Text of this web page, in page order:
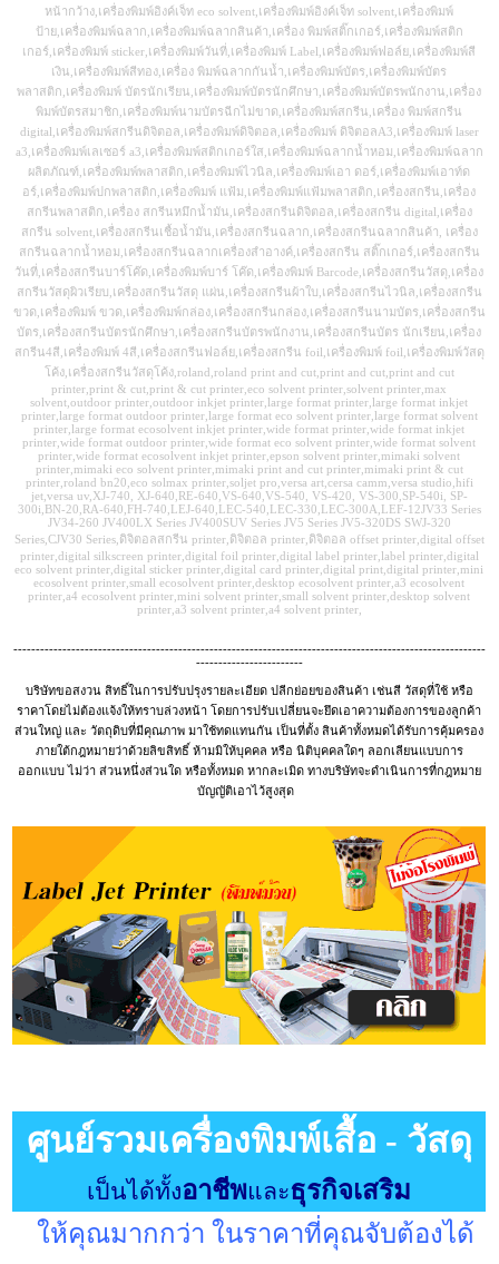
หน้ากว้าง,เครื่องพิมพ์อิงค์เจ็ท eco solvent,เครื่องพิมพ์อิงค์เจ็ท solvent,เครื่องพิมพ์
ป้าย,เครื่องพิมพ์ฉลาก,เครื่องพิมพ์ฉลากสินค้า,เครื่อง พิมพ์สติ๊กเกอร์,เครื่องพิมพ์สติก
เกอร์,เครื่องพิมพ์ sticker,เครื่องพิมพ์วันที่,เครื่องพิมพ์ Label,เครื่องพิมพ์ฟอล์ย,เครื่องพิมพ์สี
เงิน,เครื่องพิมพ์สีทอง,เครื่อง พิมพ์ฉลากกันน้ำ,เครื่องพิมพ์บัตร,เครื่องพิมพ์บัตร
พลาสติก,เครื่องพิมพ์ บัตรนักเรียน,เครื่องพิมพ์บัตรนักศึกษา,เครื่องพิมพ์บัตรพนักงาน,เครื่อง
พิมพ์บัตรสมาชิก,เครื่องพิมพ์นามบัตรฉีกไม่ขาด,เครื่องพิมพ์สกรีน,เครื่อง พิมพ์สกรีน
digital,เครื่องพิมพ์สกรีนดิจิตอล,เครื่องพิมพ์ดิจิตอล,เครื่องพิมพ์ ดิจิตอลA3,เครื่องพิมพ์ laser
a3,เครื่องพิมพ์เลเซอร์ a3,เครื่องพิมพ์สติกเกอร์ใส,เครื่องพิมพ์ฉลากน้ำหอม,เครื่องพิมพ์ฉลาก
ผลิตภัณฑ์,เครื่องพิมพ์พลาสติก,เครื่องพิมพ์ไวนิล,เครื่องพิมพ์เอา ดอร์,เครื่องพิมพ์เอาท์ด
อร์,เครื่องพิมพ์ปกพลาสติก,เครื่องพิมพ์ แฟ้ม,เครื่องพิมพ์แฟ้มพลาสติก,เครื่องสกรีน,เครื่อง
สกรีนพลาสติก,เครื่อง สกรีนหมึกน้ำมัน,เครื่องสกรีนดิจิตอล,เครื่องสกรีน digital,เครื่อง
สกรีน solvent,เครื่องสกรีนเชื้อน้ำมัน,เครื่องสกรีนฉลาก,เครื่องสกรีนฉลากสินค้า, เครื่อง
สกรีนฉลากน้ำหอม,เครื่องสกรีนฉลากเครื่องสำอางค์,เครื่องสกรีน สติ๊กเกอร์,เครื่องสกรีน
วันที่,เครื่องสกรีนบาร์โค๊ด,เครื่องพิมพ์บาร์ โค๊ด,เครื่องพิมพ์ Barcode,เครื่องสกรีนวัสดุ,เครื่อง
สกรีนวัสดุผิวเรียบ,เครื่องสกรีนวัสดุ แผ่น,เครื่องสกรีนผ้าใบ,เครื่องสกรีนไวนิล,เครื่องสกรีน
ขวด,เครื่องพิมพ์ ขวด,เครื่องพิมพ์กล่อง,เครื่องสกรีนกล่อง,เครื่องสกรีนนามบัตร,เครื่องสกรีน
บัตร,เครื่องสกรีนบัตรนักศึกษา,เครื่องสกรีนบัตรพนักงาน,เครื่องสกรีนบัตร นักเรียน,เครื่อง
สกรีน4สี,เครื่องพิมพ์ 4สี,เครื่องสกรีนฟอล์ย,เครื่องสกรีน foil,เครื่องพิมพ์ foil,เครื่องพิมพ์วัสดุ
โค้ง,เครื่องสกรีนวัสดุโค้ง,roland,roland print and cut,print and cut,print and cut
printer,print & cut,print & cut printer,eco solvent printer,solvent printer,max
solvent,outdoor printer,outdoor inkjet printer,large format printer,large format inkjet
printer,large format outdoor printer,large format eco solvent printer,large format solvent
printer,large format ecosolvent inkjet printer,wide format printer,wide format inkjet
printer,wide format outdoor printer,wide format eco solvent printer,wide format solvent
printer,wide format ecosolvent inkjet printer,epson solvent printer,mimaki solvent
printer,mimaki eco solvent printer,mimaki print and cut printer,mimaki print & cut
printer,roland bn20,eco solmax printer,soljet pro,versa art,cersa camm,versa studio,hifi
jet,versa uv,XJ-740, XJ-640,RE-640,VS-640,VS-540, VS-420, VS-300,SP-540i, SP-
300i,BN-20,RA-640,FH-740,LEJ-640,LEC-540,LEC-330,LEC-300A,LEF-12JV33 Series
JV34-260 JV400LX Series JV400SUV Series JV5 Series JV5-320DS SWJ-320
Series,CJV30 Series,ดิจิตอลสกรีน printer,ดิจิตอล printer,ดิจิตอล offset printer,digital offset
printer,digital silkscreen printer,digital foil printer,digital label printer,label printer,digital
eco solvent printer,digital sticker printer,digital card printer,digital print,digital printer,mini
ecosolvent printer,small ecosolvent printer,desktop ecosolvent printer,a3 ecosolvent
printer,a4 ecosolvent printer,mini solvent printer,small solvent printer,desktop solvent
printer,a3 solvent printer,a4 solvent printer,
----------------------------------------------------------------------------------------------------------
------------------------
บริษัทขอสงวน สิทธิ์ในการปรับปรุงรายละเอียด ปลีกย่อยของสินค้า เช่นสี วัสดุที่ใช้ หรือ
ราคาโดยไม่ต้องแจ้งให้ทราบล่วงหน้า โดยการปรับเปลี่ยนจะยึดเอาความต้องการของลูกค้า
ส่วนใหญ่ และ วัตถุดิบที่มีคุณภาพ มาใช้ทดแทนกัน เป็นที่ตั้ง สินค้าทั้งหมดได้รับการคุ้มครอง
ภายใต้กฎหมายว่าด้วยลิขสิทธิ์ ห้ามมิให้บุคคล หรือ นิติบุคคลใดๆ ลอกเลียนแบบการ
ออกแบบ ไม่ว่า ส่วนหนึ่งส่วนใด หรือทั้งหมด หากละเมิด ทางบริษัทจะดำเนินการที่กฎหมาย
บัญญัติเอาไว้สูงสุด
ศูนย์รวมเครื่องพิมพ์เสื้อ - วัสดุ
เป็นได้ทั้งอาชีพและธุรกิจเสริม
ให้คุณมากกว่า ในราคาที่คุณจับต้องได้